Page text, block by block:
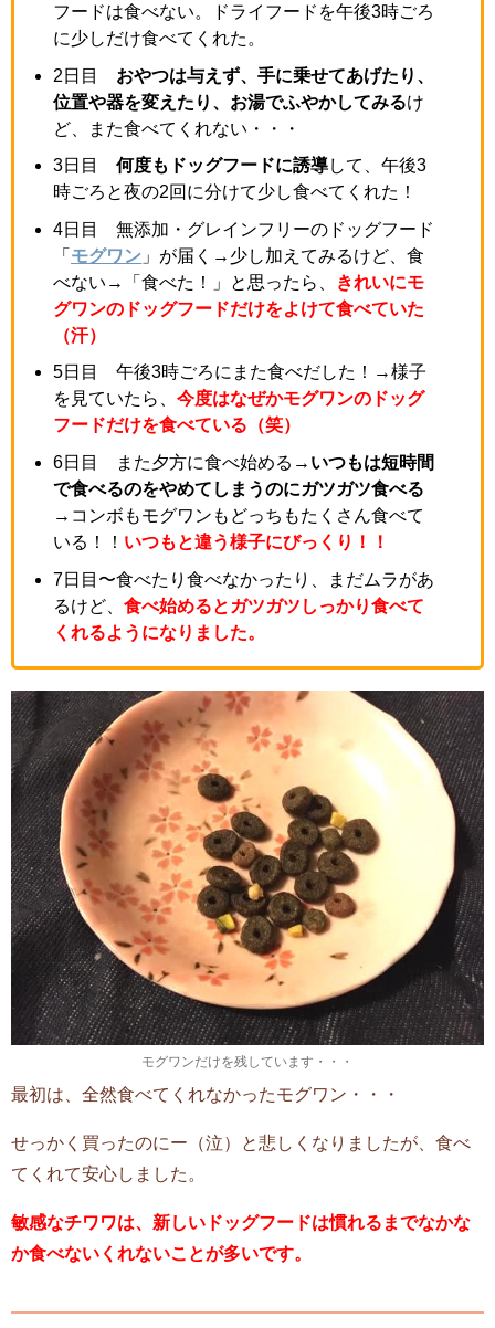
フードは食べない。ドライフードを午後3時ごろ
に少しだけ食べてくれた。
2日目 おやつは与えず、手に乗せてあげたり、
位置や器を変えたり、お湯でふやかしてみるけ
ど、また食べてくれない・・・
3日目何度もドッグフードに誘導して、午後3
時ごろと夜の2回に分けて少し食べてくれた！
4日目 無添加・グレインフリーのドッグフード
「 モグワン 」が届く→少し加えてみるけど、食
べない→「食べた！」と思ったら、
きれいにモ
グワンのドッグフードだけをよけて食べていた
（汗）
5日目 午後3時ごろにまた食べだした！→様子
を見ていたら、今度はなぜかモグワンのドッグ
フードだけを食べている（笑）
6日目 また夕方に食べ始める→ いつもは短時間
で食べるのをやめてしまうのにガツガツ食べる
→コンボもモグワンもどっちもたくさん食べて
いる！！ いつもと違う様子にびっくり！！
7日目〜食べたり食べなかったり、まだムラがあ
るけど、食べ始めるとガツガツしっかり食べて
くれるようになりました。
モグワンだけを残しています・・・
最初は、全然食べてくれなかったモグワン・・・
せっかく買ったのにー（泣）と悲しくなりましたが、食べ
てくれて安心しました。
敏感なチワワは、新しいドッグフードは慣れるまでなかな
か食べないくれないことが多いです。